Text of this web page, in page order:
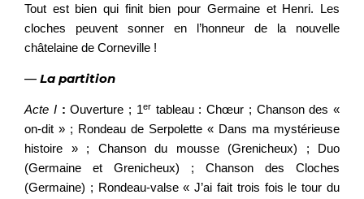
Tout est bien qui finit bien pour Germaine et Henri. Les
cloches peuvent sonner en l’honneur de la nouvelle
châtelaine de Corneville !
— La partition
Acte I:Ouverture ; 1ertableau : Chœur ; Chanson des «
on-dit » ; Rondeau de Serpolette « Dans ma mystérieuse
histoire » ; Chanson du mousse (Grenicheux) ; Duo
(Germaine et Grenicheux) ; Chanson des Cloches
(Germaine) ; Rondeau-valse « J’ai fait trois fois le tour du